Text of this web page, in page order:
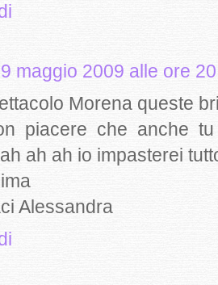
maggio 2009 alle ore
Morena queste
piacere che anche
ah ah io impasterei
Alessandra